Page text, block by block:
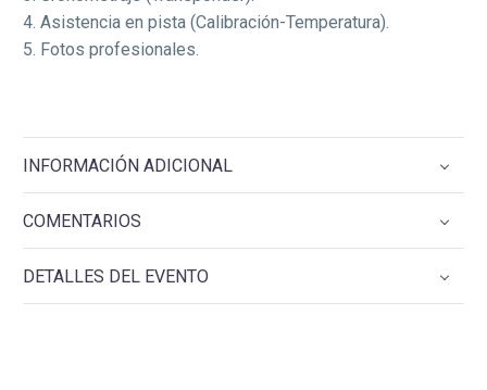
4.⁠ ⁠Asistencia en pista (Calibración-Temperatura).
5.⁠ ⁠Fotos profesionales.
INFORMACIÓN ADICIONAL
COMENTARIOS
DETALLES DEL EVENTO